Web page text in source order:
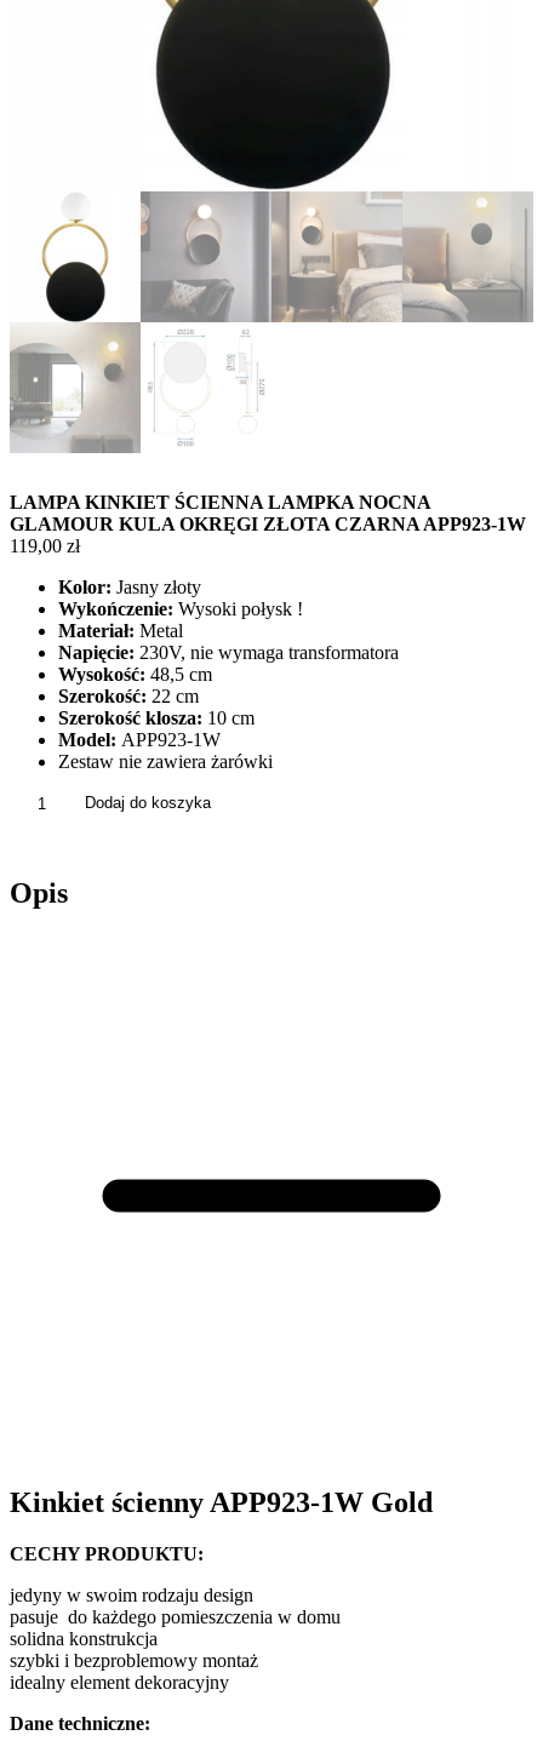
LAMPA KINKIET ŚCIENNA LAMPKA NOCNA
GLAMOUR KULA OKRĘGI ZŁOTA CZARNA APP923-1W
119,00 zł
Kolor: Jasny złoty
Wykończenie: Wysoki połysk !
Materiał: Metal
Napięcie: 230V, nie wymaga transformatora
Wysokość: 48,5 cm
Szerokość: 22 cm
Szerokość klosza: 10 cm
Model: APP923-1W
Zestaw nie zawiera żarówki
ilość
Lampka
Nocna
Dodaj do koszyka
Opis
Kinkiet ścienny APP923-1W Gold
CECHY PRODUKTU:
jedyny w swoim rodzaju design
pasuje do każdego pomieszczenia w domu
solidna konstrukcja
szybki i bezproblemowy montaż
idealny element dekoracyjny
Dane techniczne: